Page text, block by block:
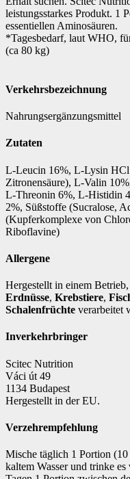
leistungsstarkes Produkt. 1
essentiellen Aminosäuren.
*Tagesbedarf, laut WHO,
(ca 80 kg)
Verkehrsbezeichnung
Nahrungsergänzungsmittel
Zutaten
L-Leucin 16%, L-Lysin HCl
Zitronensäure), L-Valin
L-Threonin 6%, L-Histidin
2%, Süßstoffe (Sucralose,
(Kupferkomplexe von
Riboflavine)
Allergene
Hergestellt in einem
Erdnüsse, Krebstiere,
Schalenfrüchte verarbeitet
Inverkehrbringer
Scitec Nutrition
Váci út 49
1134 Budapest
Hergestellt in der EU.
Verzehrempfehlung
Mische täglich 1 Portion
kaltem Wasser und trinke